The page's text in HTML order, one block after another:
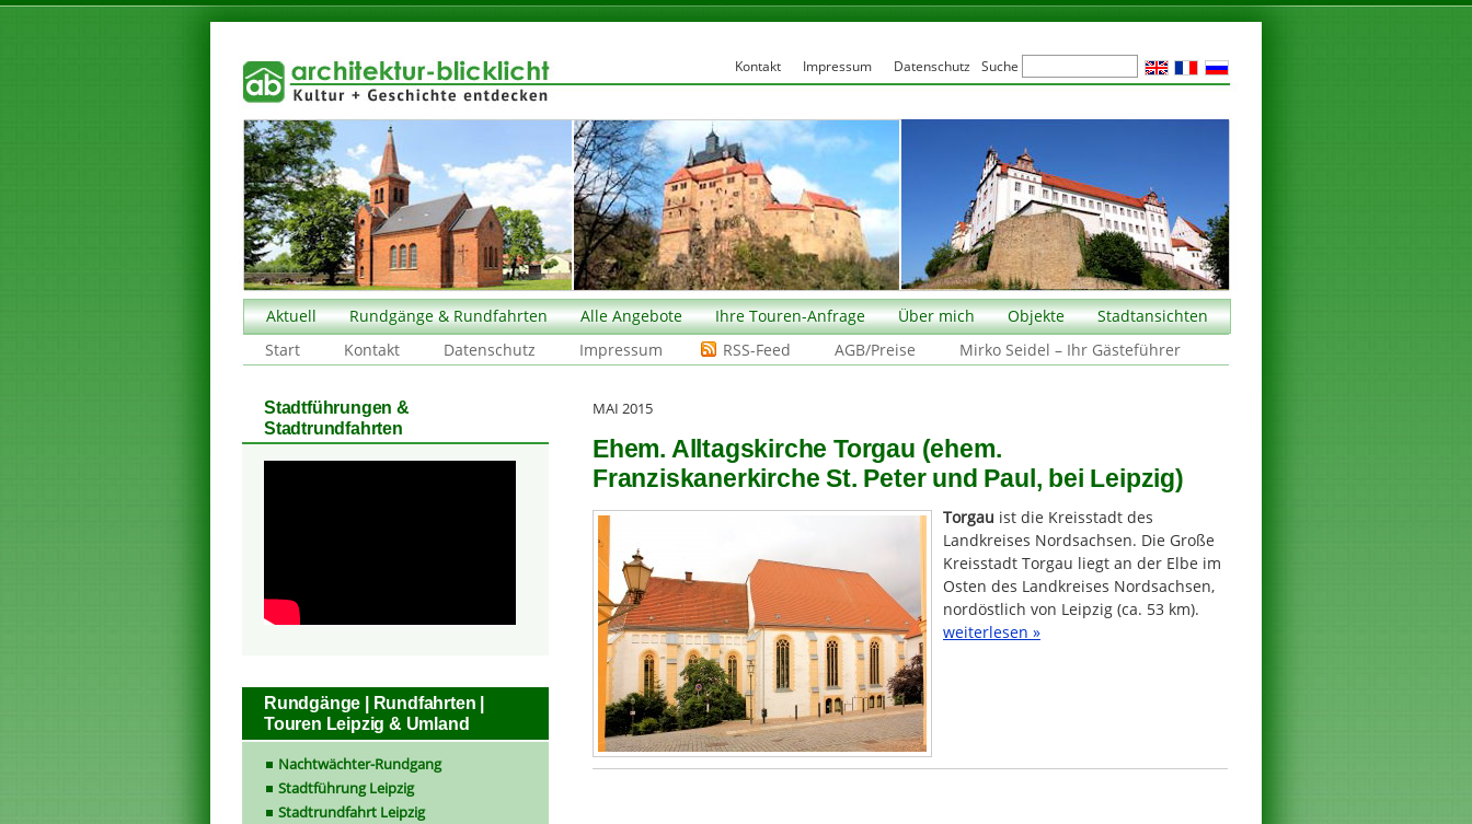
Aktuell Rundgänge & Rundfahrten Alle Angebote Ihre Touren-Anfrage Über mich Objekte
Stadtansichten
Start
Kontakt Datenschutz Impressum RSS-Feed AGB/Preise Mirko Seidel – Ihr Gästeführer
MAI 2015
Ehem. Alltagskirche Torgau (ehem.
Franziskanerkirche St. Peter und Paul, bei Leipzig)
Torgau ist die Kreisstadt des
Landkreises Nordsachsen. Die Große
Kreisstadt Torgau liegt an der Elbe im
Osten des Landkreises Nordsachsen,
nordöstlich von Leipzig (ca. 53 km).
weiterlesen »
Stadtführungen &
Stadtrundfahrten
Rundgänge | Rundfahrten |
Touren Leipzig & Umland
Nachtwächter-Rundgang
Stadtführung Leipzig
Stadtrundfahrt Leipzig
Kontakt Impressum Datenschutz Suche